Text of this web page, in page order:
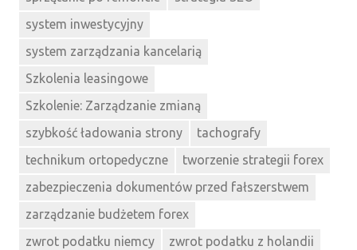
system inwestycyjny
system zarządzania kancelarią
Szkolenia leasingowe
Szkolenie: Zarządzanie zmianą
szybkość ładowania strony
tachografy
technikum ortopedyczne
tworzenie strategii forex
zabezpieczenia dokumentów przed fałszerstwem
zarządzanie budżetem forex
zwrot podatku niemcy
zwrot podatku z holandii